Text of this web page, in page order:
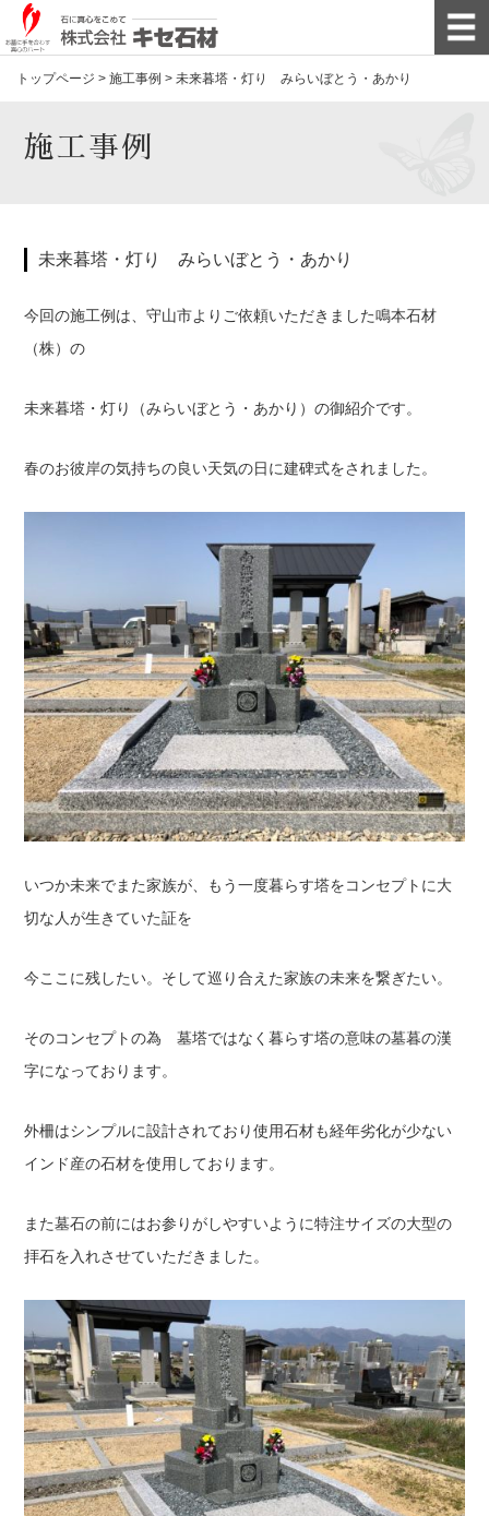
トップページ > 施工事例 > 未来暮塔・灯り みらいぼとう・あかり
施工事例
未来暮塔・灯り みらいぼとう・あかり
今回の施工例は、守山市よりご依頼いただきました鳴本石材
（株）の
未来暮塔・灯り（みらいぼとう・あかり）の御紹介です。
春のお彼岸の気持ちの良い天気の日に建碑式をされました。
いつか未来でまた家族が、もう一度暮らす塔をコンセプトに大
切な人が生きていた証を
今ここに残したい。そして巡り合えた家族の未来を繋ぎたい。
そのコンセプトの為 墓塔ではなく暮らす塔の意味の墓暮の漢
字になっております。
外柵はシンプルに設計されており使用石材も経年劣化が少ない
インド産の石材を使用しております。
また墓石の前にはお参りがしやすいように特注サイズの大型の
拝石を入れさせていただきました。